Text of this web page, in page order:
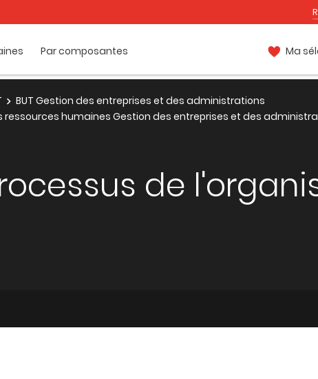
Par composantes Ma
BUT Gestion des entreprises et des administrations
humaines Gestion des entreprises et des
de